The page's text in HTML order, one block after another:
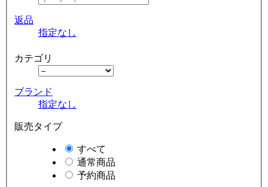
返品
指定なし
カテゴリ
ブランド
指定なし
販売タイプ
すべて
通常商品
予約商品